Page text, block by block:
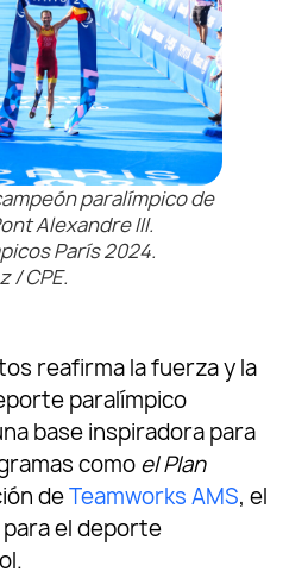
paralímpico de
Alexandre III.
París 2024.
/ CPE.
reafirma la fuerza y la
paralímpico
base inspiradora para
como el Plan
deTeamworks AMS, el
el deporte